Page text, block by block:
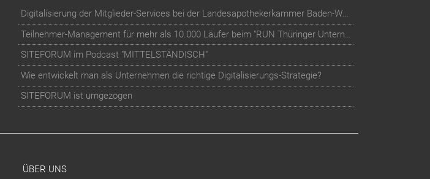
Digitalisierung der Mitglieder-Services bei der Landesapothekerkammer Baden-Württemberg
Teilnehmer-Management für mehr als 10.000 Läufer beim "RUN Thüringer Unternehmenslauf"
SITEFORUM im Podcast "MITTELSTÄNDISCH"
Wie entwickelt man als Unternehmen die richtige Digitalisierungs-Strategie?
SITEFORUM ist umgezogen
ÜBER UNS